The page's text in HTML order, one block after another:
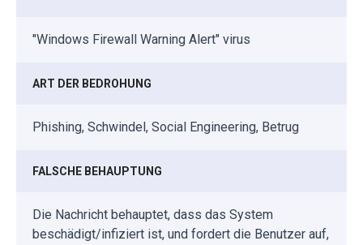
"Windows Firewall Warning Alert" virus
ART DER BEDROHUNG
Phishing, Schwindel, Social Engineering, Betrug
FALSCHE BEHAUPTUNG
Die Nachricht behauptet, dass das System
beschädigt/infiziert ist, und fordert die Benutzer auf,